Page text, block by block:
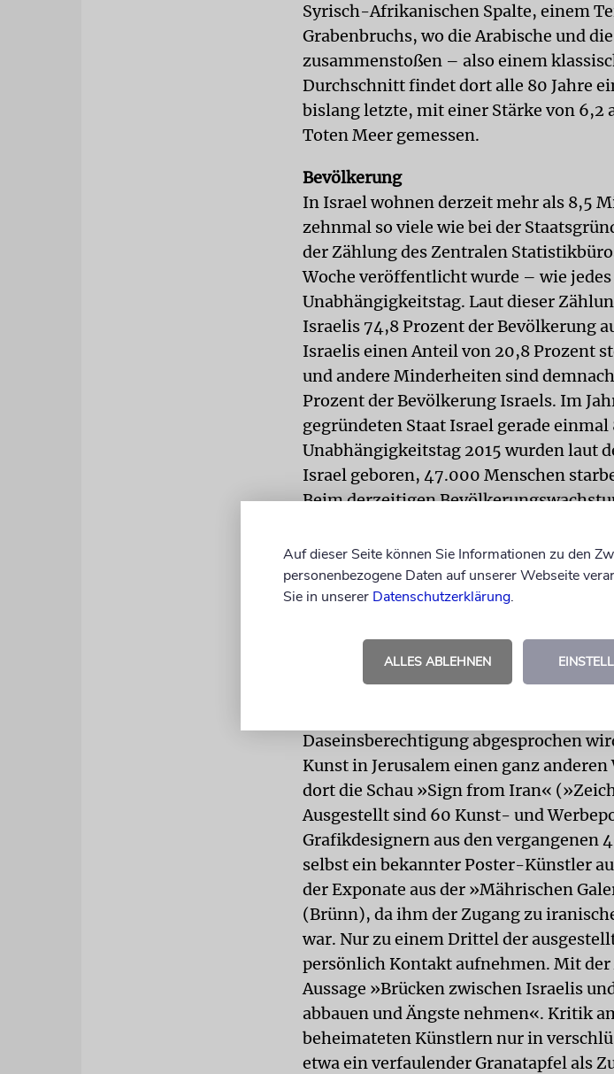
Syrisch-Afrikanischen Spalte, einem
Grabenbruchs, wo die Arabische und
zusammenstoßen – also einem
Durchschnitt findet dort alle 80 Jahre
bislang letzte, mit einer Stärke von 6,2
Toten Meer gemessen.
Bevölkerung
In Israel wohnen derzeit mehr als 8,5
zehnmal so viele wie bei der
der Zählung des Zentralen
Woche veröffentlicht wurde – wie
Unabhängigkeitstag. Laut dieser
Israelis 74,8 Prozent der Bevölkerung
Israelis einen Anteil von 20,8 Prozent
und andere Minderheiten sind
Prozent der Bevölkerung Israels. Im
gegründeten Staat Israel gerade
Unabhängigkeitstag 2015 wurden laut
Israel geboren, 47.000 Menschen
Beim derzeitigen
wohnen werden. Der jüdische Staat ist
Bundesland Hessen. Übrigens lässt
Statistikbüros auch entnehmen, dass
Zur gleichen Zeit, da im Iran eine
Daseinsberechtigung abgesprochen
Kunst in Jerusalem einen ganz
dort die Schau »Sign from Iran«
Ausgestellt sind 60 Kunst- und
Grafikdesignern aus den vergangenen
selbst ein bekannter Poster-Künstler
der Exponate aus der »Mährischen
(Brünn), da ihm der Zugang zu
war. Nur zu einem Drittel der
persönlich Kontakt aufnehmen. Mit
Aussage »Brücken zwischen Israelis
abbauen und Ängste nehmen«. Kritik
beheimateten Künstlern nur in
etwa ein verfaulender Granatapfel als
Auf dieser Seite können Sie Informationen zu den
personenbezogene Daten auf unserer Webseite
Sie in unserer Datenschutzerklärung.
ALLES ABLEHNEN